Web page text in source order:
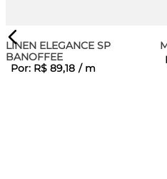
LINEN ELEGANCE SP
BANOFFEE
Por: R$ 89,18 / m